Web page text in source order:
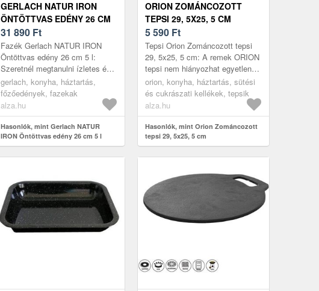
GERLACH NATUR IRON
ÖNTÖTTVAS EDÉNY 26 CM
5 L
31 890 Ft
Fazék Gerlach NATUR IRON
Öntöttvas edény 26 cm 5 l:
Szeretnél megtanulni ízletes és
minőségi ételeket készíteni?
Ebben az esetben a GERLACH
edény l...
gerlach, konyha, háztartás,
főzőedények, fazekak
alza.hu
Hasonlók, mint Gerlach NATUR
IRON Öntöttvas edény 26 cm 5 l
ORION ZOMÁNCOZOTT
TEPSI 29, 5X25, 5 CM
5 590 Ft
Tepsi Orion Zománcozott tepsi
29, 5x25, 5 cm: A remek ORION
tepsi nem hiányozhat egyetlen
konyhából sem. A magasabb
peremű, sütőbe való tepsi lehet...
orion, konyha, háztartás, sütési
és cukrászati kellékek, tepsik
alza.hu
Hasonlók, mint Orion Zománcozott
tepsi 29, 5x25, 5 cm